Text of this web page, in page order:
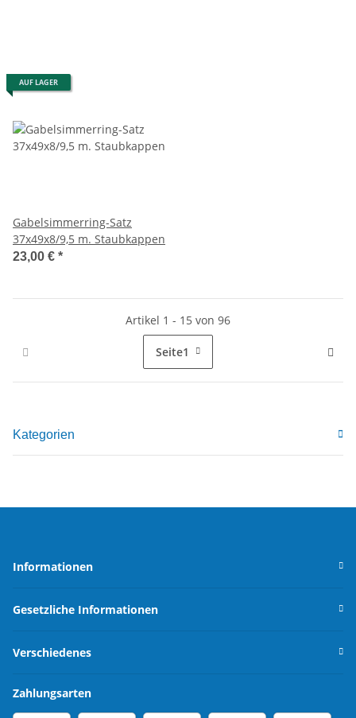
AUF LAGER
Gabelsimmerring-Satz
37x49x8/9,5 m. Staubkappen
23,00 € *
Artikel 1 - 15 von 96
Seite1
Kategorien
Informationen
Gesetzliche Informationen
Verschiedenes
Zahlungsarten